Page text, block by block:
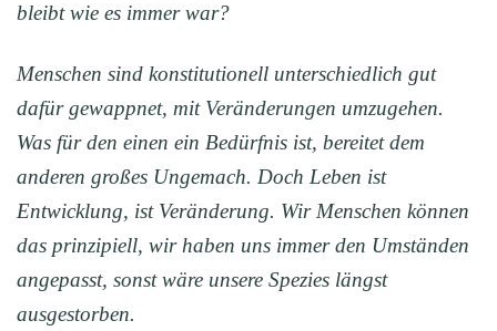
bleibt wie es immer war?
Menschen sind konstitutionell unterschiedlich gut
dafür gewappnet, mit Veränderungen umzugehen.
Was für den einen ein Bedürfnis ist, bereitet dem
anderen großes Ungemach. Doch Leben ist
Entwicklung, ist Veränderung. Wir Menschen können
das prinzipiell, wir haben uns immer den Umständen
angepasst, sonst wäre unsere Spezies längst
ausgestorben.